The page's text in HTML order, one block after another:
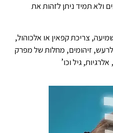
ולא תמיד ניתן לזהות את
צריכת קפאין או אלכוהול,
זיהומים, מחלות של מפרק
גיל וכו’